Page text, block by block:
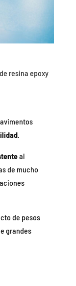
resina epoxy
.
al
de mucho
de pesos
grandes